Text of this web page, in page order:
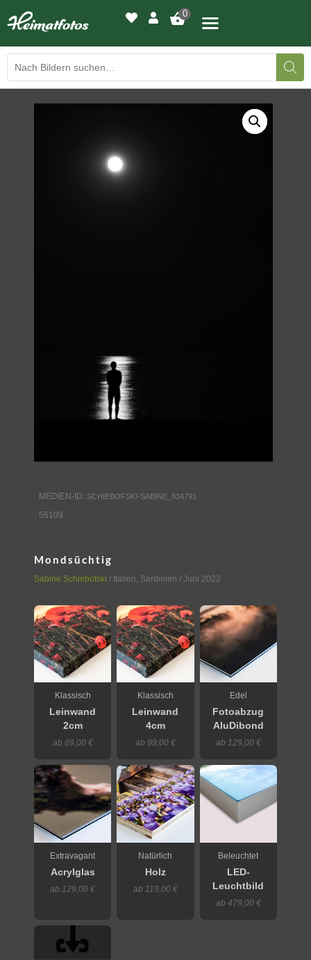
0
DRUCKQUALITÄTEN
LED-LEUCHTBILDER
MEDIEN-ID: SCHIEBOFSKI-SABINE_834791
56109
Mondsüchtig
Sabine Schiebofski / Italien, Sardinien / Juni 2022
Klassisch
Leinwand
2cm
ab 89,00 €
Klassisch
Leinwand
4cm
ab 99,00 €
Edel
Fotoabzug
AluDibond
ab 129,00 €
Extravagant
Acrylglas
ab 129,00 €
Natürlich
Holz
ab 119,00 €
Beleuchtet
LED-
Leuchtbild
ab 479,00 €